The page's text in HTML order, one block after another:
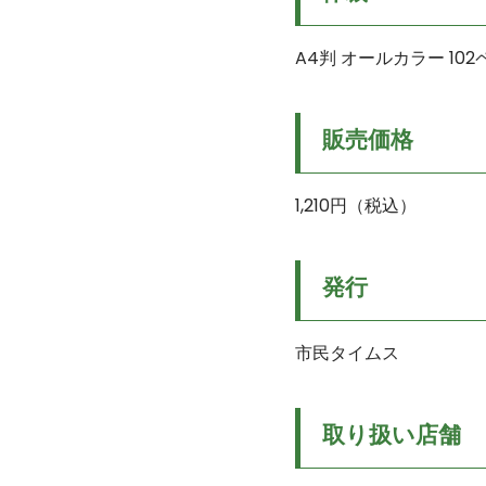
A4判 オールカラー 102
販売価格
1,210円（税込）
発行
市民タイムス
取り扱い店舗